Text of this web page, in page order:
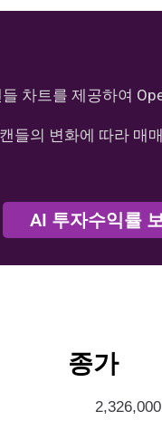
차트를 제공하여
들의 변화에 따라 매
AI 투자수익률
종가